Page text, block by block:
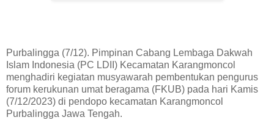
Purbalingga (7/12). Pimpinan Cabang Lembaga Dakwah
Islam Indonesia (PC LDII) Kecamatan Karangmoncol
menghadiri kegiatan musyawarah pembentukan pengurus
forum kerukunan umat beragama (FKUB) pada hari Kamis
(7/12/2023) di pendopo kecamatan Karangmoncol
Purbalingga Jawa Tengah.